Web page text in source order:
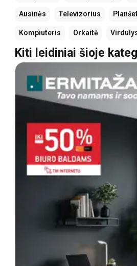
Ausinės Televizorius
Kompiuteris Orkaitė
Kiti leidiniai šioje